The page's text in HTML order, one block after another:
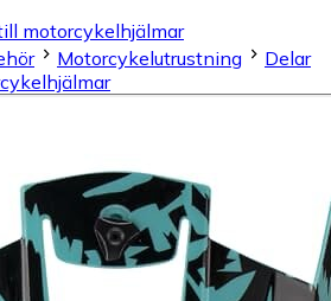
motorcykelhjälmar
Motorcykelutrustning
Delar